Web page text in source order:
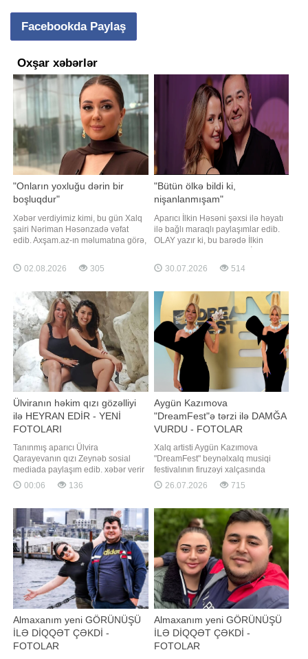
Facebookda Paylaş
Oxşar xəbərlər
"Onların yoxluğu dərin bir
boşluqdur"
Xəbər verdiyimiz kimi, bu gün Xalq
şairi Nəriman Həsənzadə vəfat
edib. Axşam.az-ın məlumatına görə,
sosial media hesabında paylaşım
edib. Aparıcı ötən ilin məhz bu günü
Babayevi də yad edib. "Avqustun 1-i
Azərbaycan mədəniyyətini
02.08.2026 305
"Bütün ölkə bildi ki,
nişanlanmışam"
Aparıcı İlkin Həsəni şəxsi ilə həyatı
ilə bağlı maraqlı paylaşımlar edib.
OLAY yazır ki, bu barədə İlkin
nişanlılıq dövründə mediada
yazılan xəbərlərdən söz açıb
30.07.2026 514
Ülviranın həkim qızı gözəlliyi
ilə HEYRAN EDİR - YENİ
FOTOLARI
Tanınmış aparıcı Ülvira
Qarayevanın qızı Zeynəb sosial
mediada paylaşım edib. xəbər verir
ki, Zeynəb "instagram" hesabında
yeni fotolarını paylaşıb. Onun
səbəb olub. Qeyd edək ki, Ülviranın
qızı tibb təhsilini Türkiyədə alıb,
orada da çalışır. Həmin fotolar
00:06 136
Aygün Kazımova
"DreamFest"ə tərzi ilə DAMĞA
VURDU - FOTOLAR
Xalq artisti Aygün Kazımova
"DreamFest" beynəlxalq musiqi
festivalının firuzəyi xalçasında
görüntülənib. Axşam.az xəbər verir
ki, ölkənin əsas ulduzu tədbirə
kraliça zövqlü geyimi və fərqli saç
düzümü ilə diqqət mərkəzində olub,
qonaqların və fotoqrafları
26.07.2026 715
Almaxanım yeni GÖRÜNÜŞÜ
İLƏ DİQQƏT ÇƏKDİ -
FOTOLAR
Almaxanım yeni GÖRÜNÜŞÜ
İLƏ DİQQƏT ÇƏKDİ -
FOTOLAR